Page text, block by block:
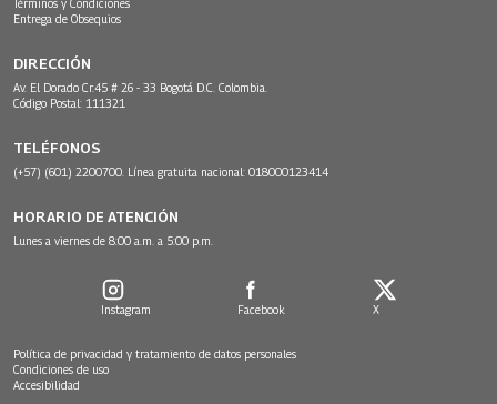
Términos y Condiciones
Entrega de Obsequios
DIRECCIÓN
Av. El Dorado Cr.45 # 26 - 33 Bogotá D.C. Colombia.
Código Postal: 111321
TELÉFONOS
(+57) (601) 2200700. Línea gratuita nacional: 018000123414
HORARIO DE ATENCIÓN
Lunes a viernes de 8:00 a.m. a 5:00 p.m.
Instagram Facebook X
Política de privacidad y tratamiento de datos personales
Condiciones de uso
Accesibilidad